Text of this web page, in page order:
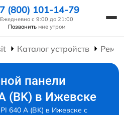
(800) 101-14-79
Ежедневно с 9:00 до 21:00
Позвонить мне утром
Каталог устройств
панели
(BK) в Ижевске
640 A (BK) в Ижевске с